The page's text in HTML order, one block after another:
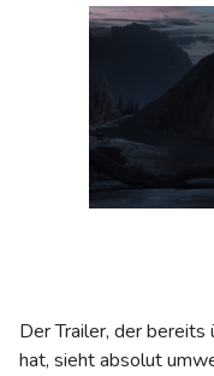
Der Trailer, der
hat, sieht absolut